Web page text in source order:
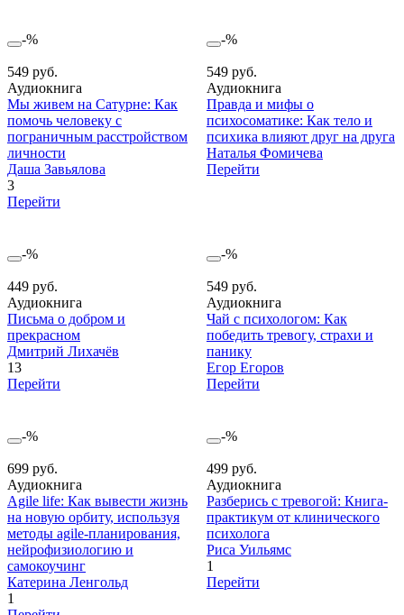
-%
549 руб.
Аудиокнига
Мы живем на Сатурне: Как
помочь человеку с
пограничным расстройством
личности
Даша Завьялова
3
Перейти
-%
549 руб.
Аудиокнига
Правда и мифы о
психосоматике: Как тело и
психика влияют друг на друга
Наталья Фомичева
Перейти
-%
449 руб.
Аудиокнига
Письма о добром и
прекрасном
Дмитрий Лихачёв
13
Перейти
-%
549 руб.
Аудиокнига
Чай с психологом: Как
победить тревогу, страхи и
панику
Егор Егоров
Перейти
-%
699 руб.
Аудиокнига
Agile life: Как вывести жизнь
на новую орбиту, используя
методы agile-планирования,
нейрофизиологию и
самокоучинг
Катерина Ленгольд
1
-%
499 руб.
Аудиокнига
Разберись с тревогой: Книга-
практикум от клинического
психолога
Риса Уильямс
1
Перейти